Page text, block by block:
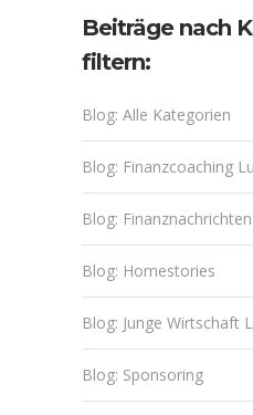
Beiträge nach
filtern:
Blog: Alle Kategorien
Blog: Finanzcoaching
Blog: Finanznachrichten
Blog: Homestories
Blog: Junge Wirtschaft
Blog: Sponsoring